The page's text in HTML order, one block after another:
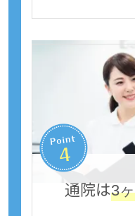
通院は3